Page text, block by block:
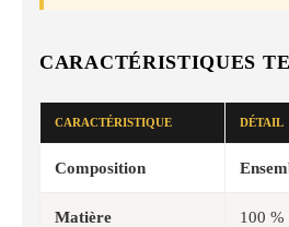
CARACTÉRISTIQUES
CARACTÉRISTIQUE DÉTAIL
Composition
Matière 100 %